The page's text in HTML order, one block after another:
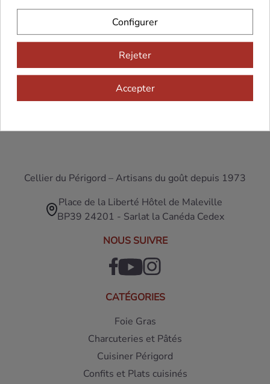
Cellier du Périgord – Artisans du goût depuis 1973
Place de la Liberté Hôtel de Maleville
BP39 24201 - Sarlat la Canéda Cedex
NOUS SUIVRE
CATÉGORIES
Foie Gras
Charcuteries et Pâtés
Cuisiner Périgord
Confits et Plats cuisinés
Configurer
Rejeter
Accepter